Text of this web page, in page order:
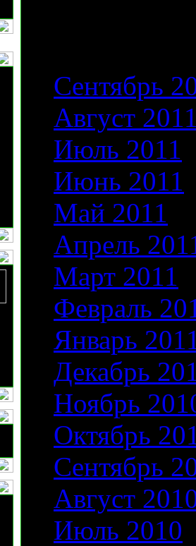
Сентябрь
Август
Июль 2011
Июнь 2011
Май 2011
Апрель
Март 2011
Февраль
Январь
Декабрь
Ноябрь
Октябрь
Сентябрь
Август
Июль 2010